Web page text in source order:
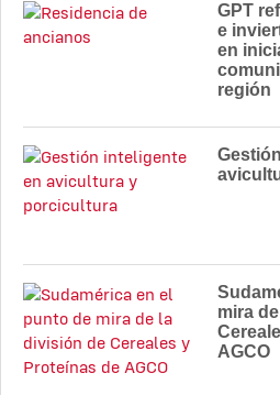
GPT
e
en
región
mira
AGCO